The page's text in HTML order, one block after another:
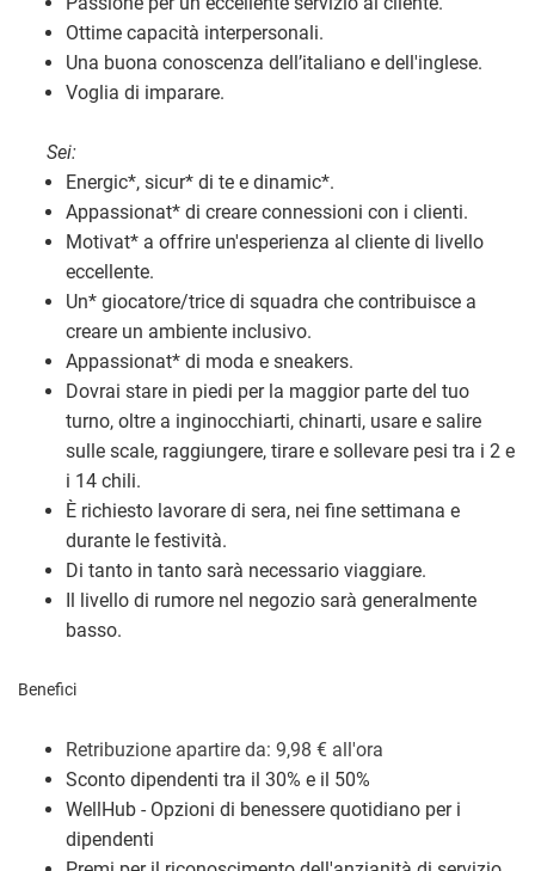
Ottime capacità interpersonali.
Una buona conoscenza dell’italiano e dell'inglese.
Voglia di imparare.
Sei:
Energic*, sicur* di te e dinamic*.
Appassionat* di creare connessioni con i clienti.
Motivat* a offrire un'esperienza al cliente di livello
eccellente.
Un* giocatore/trice di squadra che contribuisce a
creare un ambiente inclusivo.
Appassionat* di moda e sneakers.
Dovrai stare in piedi per la maggior parte del tuo
turno, oltre a inginocchiarti, chinarti, usare e salire
sulle scale, raggiungere, tirare e sollevare pesi tra i 2 e
i 14 chili.
È richiesto lavorare di sera, nei fine settimana e
durante le festività.
Di tanto in tanto sarà necessario viaggiare.
Il livello di rumore nel negozio sarà generalmente
basso.
Benefici
Retribuzione apartire da: 9,98 € all'ora
Sconto dipendenti tra il 30% e il 50%
WellHub - Opzioni di benessere quotidiano per i
dipendenti